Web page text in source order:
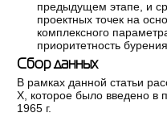
предыдущем этапе, и
проектных точек на
комплексного
приоритетность бурения.
Сбор данных
В рамках данной статьи
Х, которое было введено в
1965 г.